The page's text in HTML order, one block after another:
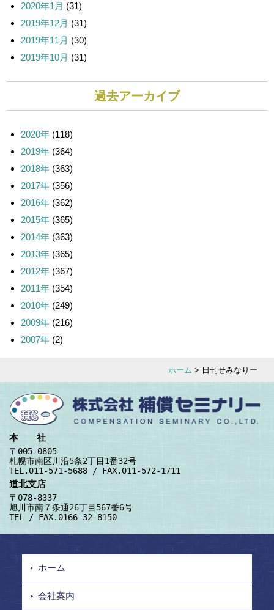
2020年1月 (31)
2019年12月 (31)
2019年11月 (30)
2019年10月 (31)
過去アーカイブ
2020年(118)
2019年(364)
2018年(363)
2017年(356)
2016年(362)
2015年(365)
2014年(363)
2013年(365)
2012年(367)
2011年(354)
2010年(249)
2009年(216)
2007年(2)
ホーム > 日刊せみなりー
本 社
〒005-0805
札幌市南区川沿5条2丁目1番32号
TEL.011-571-5688 / FAX.011-572-1711
道北支店
〒078-8337
旭川市南７条通26丁目567番6号
TEL / FAX.0166-32-8150
ホーム
会社案内